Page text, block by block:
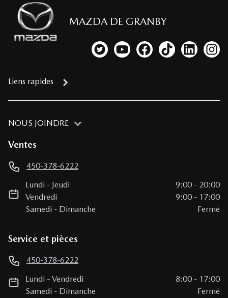
MAZDA DE GRANBY
Lien vers notre compte Twitter
Lien vers notre chaîne
Lien vers notre page
Lien vers notre
Lien vers
Lien
Liens rapides
NOUS JOINDRE
Ventes
450-378-6222
Lundi - Jeudi 9:00 - 20:00
Vendredi
9:00 - 17:00
Samedi - Dimanche Fermé
Service et pièces
450-378-6222
Lundi -Vendredi 8:00 - 17:00
Samedi - Dimanche Fermé